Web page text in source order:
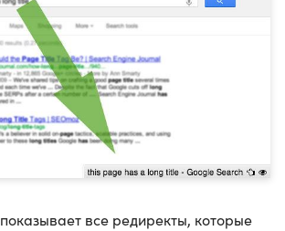
показывает все редиректы, которые